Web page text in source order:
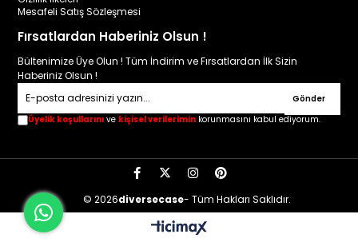
Mesafeli Satış Sözleşmesi
Fırsatlardan Haberiniz Olsun !
Bültenimize Üye Olun ! Tüm İndirim ve Fırsatlardan İlk Sizin
Haberiniz Olsun !
Gönder
Üyelik koşullarını ve kişisel verilerimin korunmasını kabul ediyorum.
© 2026diversecase- Tüm Hakları Saklıdır.